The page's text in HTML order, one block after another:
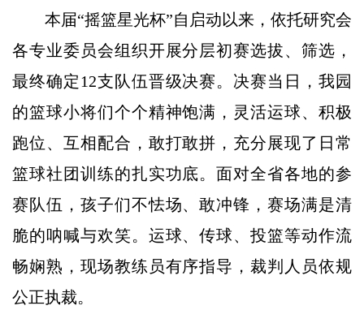
本届“摇篮星光杯”自启动以来，依托研究会
各专业委员会组织开展分层初赛选拔、筛选，
最终确定12支队伍晋级决赛。决赛当日，我园
的篮球小将们个个精神饱满，灵活运球、积极
跑位、互相配合，敢打敢拼，充分展现了日常
篮球社团训练的扎实功底。面对全省各地的参
赛队伍，孩子们不怯场、敢冲锋，赛场满是清
脆的呐喊与欢笑。运球、传球、投篮等动作流
畅娴熟，现场教练员有序指导，裁判人员依规
公正执裁。